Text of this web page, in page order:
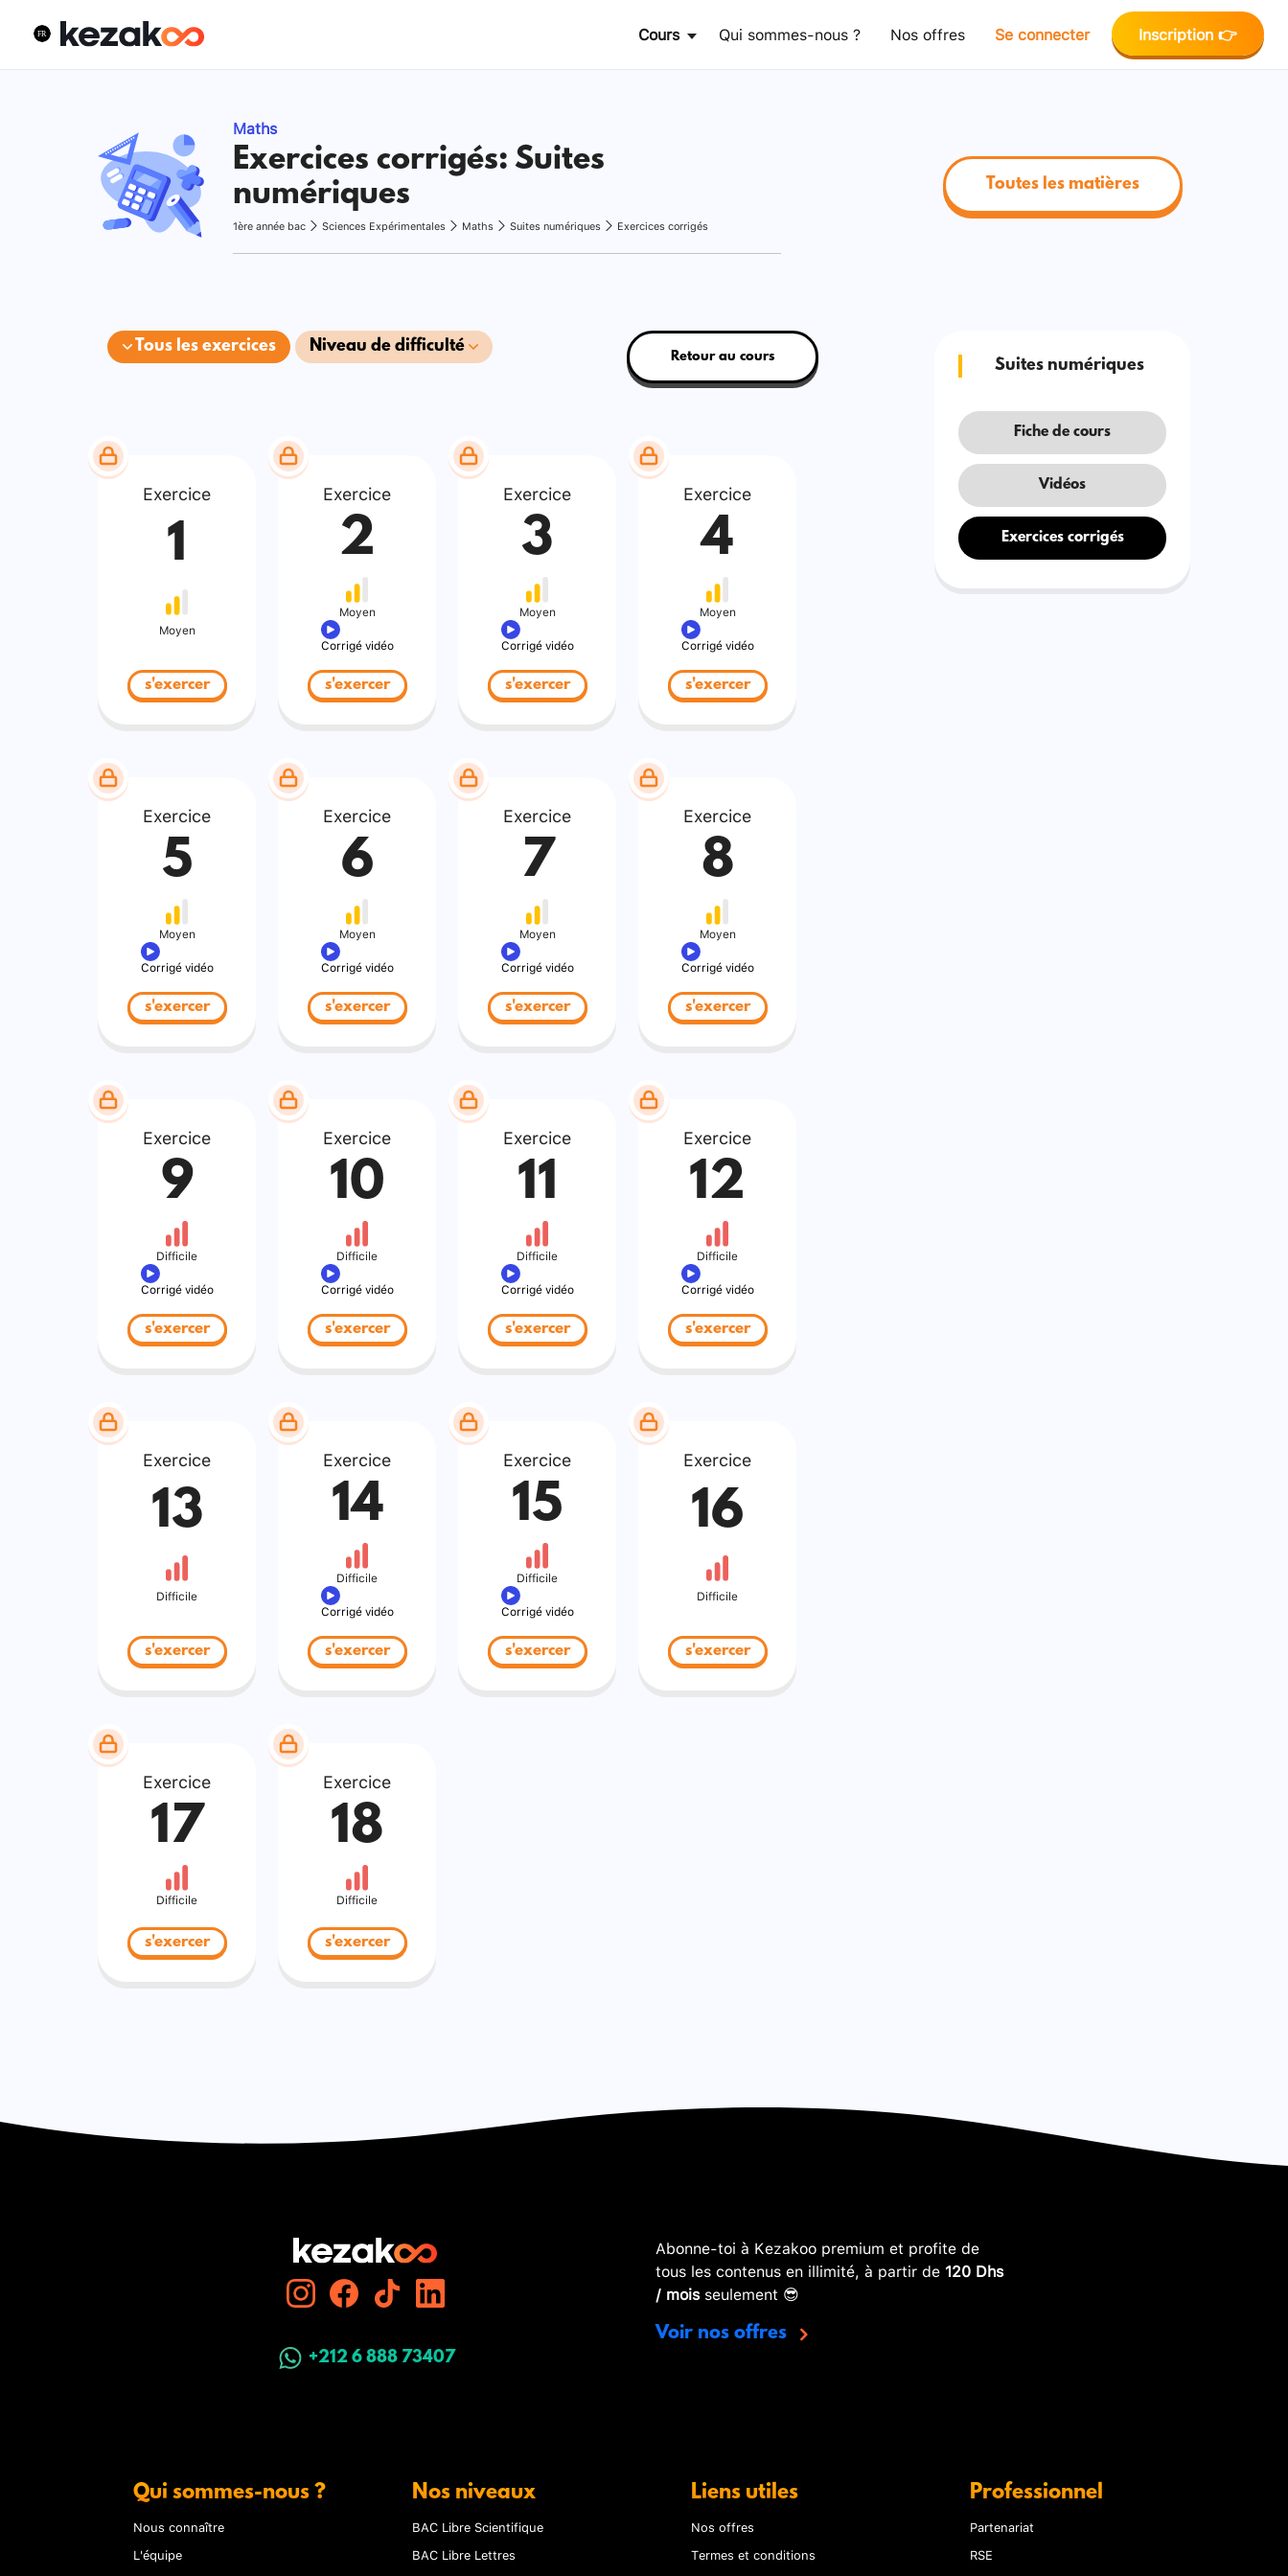
Cours Qui sommes-nous ? Nos offres Se connecter Inscription 👉
Maths
Exercices corrigés: Suites
numériques
1ère année bac Sciences Expérimentales Maths Suites numériques Exercices corrigés
Toutes les matières
Tous les exercices Niveau de difficulté
Retour au cours
Exercice
1
Moyen
s'exercer
Exercice
2
Moyen
Corrigé vidéo
s'exercer
Exercice
3
Moyen
Corrigé vidéo
s'exercer
Exercice
4
Moyen
Corrigé vidéo
s'exercer
Exercice
5
Moyen
Corrigé vidéo
s'exercer
Exercice
6
Moyen
Corrigé vidéo
s'exercer
Exercice
7
Moyen
Corrigé vidéo
s'exercer
Exercice
8
Moyen
Corrigé vidéo
s'exercer
Exercice
9
Difficile
Corrigé vidéo
s'exercer
Exercice
10
Difficile
Corrigé vidéo
s'exercer
Exercice
11
Difficile
Corrigé vidéo
s'exercer
Exercice
12
Difficile
Corrigé vidéo
s'exercer
Exercice
13
Difficile
s'exercer
Exercice
14
Difficile
Corrigé vidéo
s'exercer
Exercice
15
Difficile
Corrigé vidéo
s'exercer
Exercice
16
Difficile
s'exercer
Exercice
17
Difficile
s'exercer
Exercice
18
Difficile
s'exercer
Suites numériques
Fiche de cours
Vidéos
Exercices corrigés
+212 6 888 73407
Abonne-toi à Kezakoo premium et profite de
tous les contenus en illimité, à partir de 120 Dhs
/ moisseulement 😎
Voir nos offres
Qui sommes-nous ?
Nous connaître
L'équipe
Nos niveaux
BAC Libre Scientifique
BAC Libre Lettres
Liens utiles
Nos offres
Termes et conditions
Professionnel
Partenariat
RSE